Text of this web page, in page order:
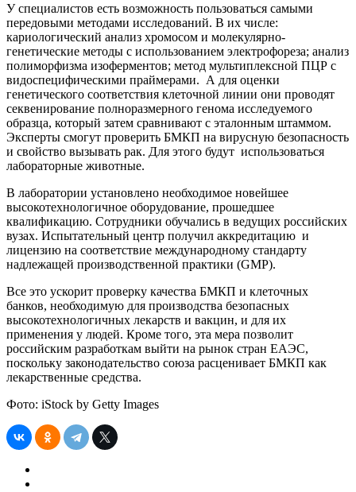
У специалистов есть возможность пользоваться самыми
передовыми методами исследований. В их числе:
кариологический анализ хромосом и молекулярно-
генетические методы с использованием электрофореза; анализ
полиморфизма изоферментов; метод мультиплексной ПЦР с
видоспецифическими праймерами. А для оценки
генетического соответствия клеточной линии они проводят
секвенирование полноразмерного генома исследуемого
образца, который затем сравнивают с эталонным штаммом.
Эксперты смогут проверить БМКП на вирусную безопасность
и свойство вызывать рак. Для этого будут использоваться
лабораторные животные.
В лаборатории установлено необходимое новейшее
высокотехнологичное оборудование, прошедшее
квалификацию. Сотрудники обучались в ведущих российских
вузах. Испытательный центр получил аккредитацию и
лицензию на соответствие международному стандарту
надлежащей производственной практики (GMP).
Все это ускорит проверку качества БМКП и клеточных
банков, необходимую для производства безопасных
высокотехнологичных лекарств и вакцин, и для их
применения у людей. Кроме того, эта мера позволит
российским разработкам выйти на рынок стран ЕАЭС,
поскольку законодательство союза расценивает БМКП как
лекарственные средства.
Фото: iStock by Getty Images